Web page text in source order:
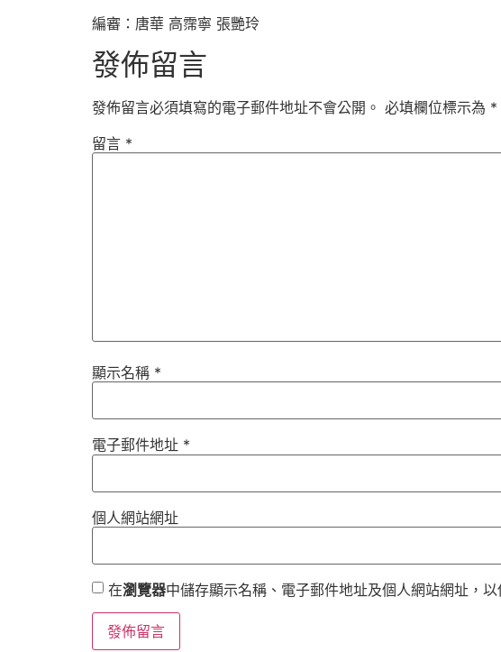
編審：唐華 高霈寧 張艷玲
發佈留言
發佈留言必須填寫的電子郵件地址不會公開。 必填欄位標示為 *
留言 *
顯示名稱 *
電子郵件地址 *
個人網站網址
在瀏覽器中儲存顯示名稱、電子郵件地址及個人網站網址，